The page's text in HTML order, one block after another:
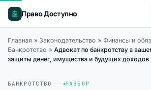
Право Доступно
Главная » Законодательство » Финансы и
Банкротство » Адвокат по банкротству в
защиты денег, имущества и будущих доходов
БАНКРОТСТВО РАЗБОР